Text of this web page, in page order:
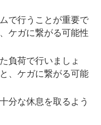
で行うことが重要で
ケガに繋がる可能性
負荷で行いましょ
、ケガに繋がる可能
分な休息を取るよう